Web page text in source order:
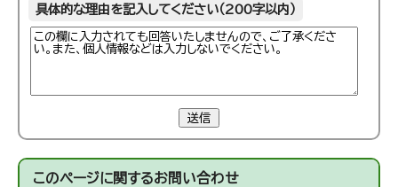
具体的な理由を記入してください（200字以内）
送信
このページに関するお問い合わせ